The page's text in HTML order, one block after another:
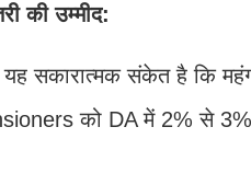
की उम्मीद:
यह सकारात्मक संकेत है कि
को DA में 2% से